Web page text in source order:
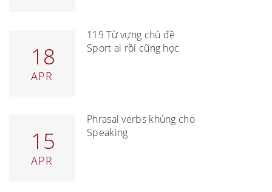
18
APR
119 Từ vựng chủ đề
Sport ai rồi cũng học
15
APR
Phrasal verbs khủng cho
Speaking